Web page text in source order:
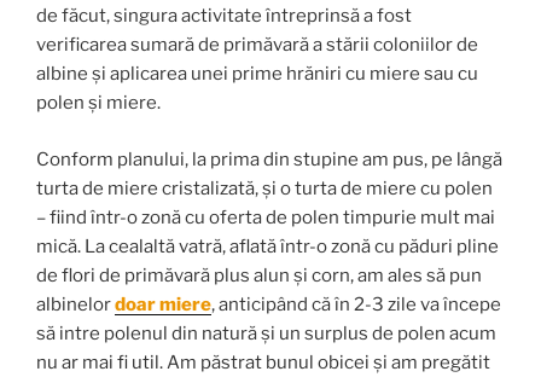
de făcut, singura activitate întreprinsă a fost
verificarea sumară de primăvară a stării coloniilor de
albine și aplicarea unei prime hrăniri cu miere sau cu
polen și miere.
Conform planului, la prima din stupine am pus, pe lângă
turta de miere cristalizată, și o turta de miere cu polen
– fiind într-o zonă cu oferta de polen timpurie mult mai
mică. La cealaltă vatră, aflată într-o zonă cu păduri pline
de flori de primăvară plus alun și corn, am ales să pun
albinelordoar miere, anticipând că în 2-3 zile va începe
să intre polenul din natură și un surplus de polen acum
nu ar mai fi util. Am păstrat bunul obicei și am pregătit